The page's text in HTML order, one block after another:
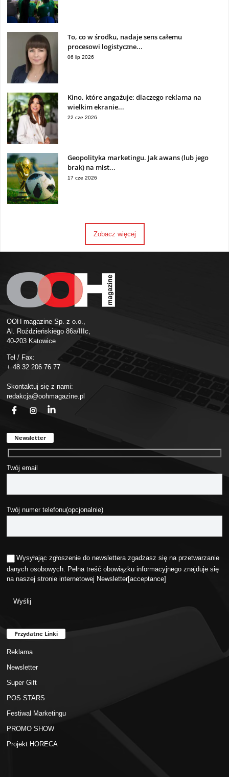
To, co w środku, nadaje sens całemu
procesowi logistyczne...
06 lip 2026
Kino, które angażuje: dlaczego reklama na
wielkim ekranie...
22 cze 2026
Geopolityka marketingu. Jak awans (lub jego
brak) na mist...
17 cze 2026
Zobacz więcej
OOH magazine Sp. z o.o.,
Al. Roździeńskiego 86a/IIIc,
40-203 Katowice
Tel / Fax:
+ 48 32 206 76 77
Skontaktuj się z nami:
redakcja@oohmagazine.pl
Newsletter
Twój email
Twój numer telefonu(opcjonalnie)
Wysyłając zgłoszenie do newslettera zgadzasz się na przetwarzanie
danych osobowych. Pełna treść obowiązku informacyjnego znajduje się
na naszej stronie internetowej Newsletter[acceptance]
Przydatne Linki
Reklama
Newsletter
Super Gift
POS STARS
Festiwal Marketingu
PROMO SHOW
Projekt HORECA